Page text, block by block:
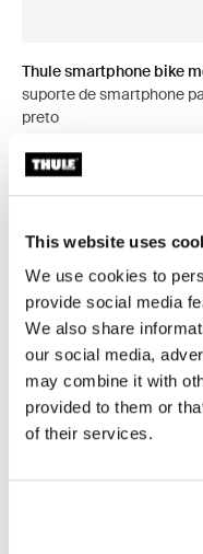
This website uses
We use cookies to
provide social media
We also share
our social media,
may combine it with
provided to them or
of their services.
Thule smartphone bike
suporte de smartphone
preto
39,95 €
Toggle
Descrição do
Toggle
Todas as
Toggle
Especificações
Críticas